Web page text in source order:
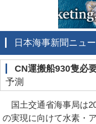
日本海事新聞ニュ
CN運搬船930隻必
予測
国土交通省海事局は
の実現に向けて水素・